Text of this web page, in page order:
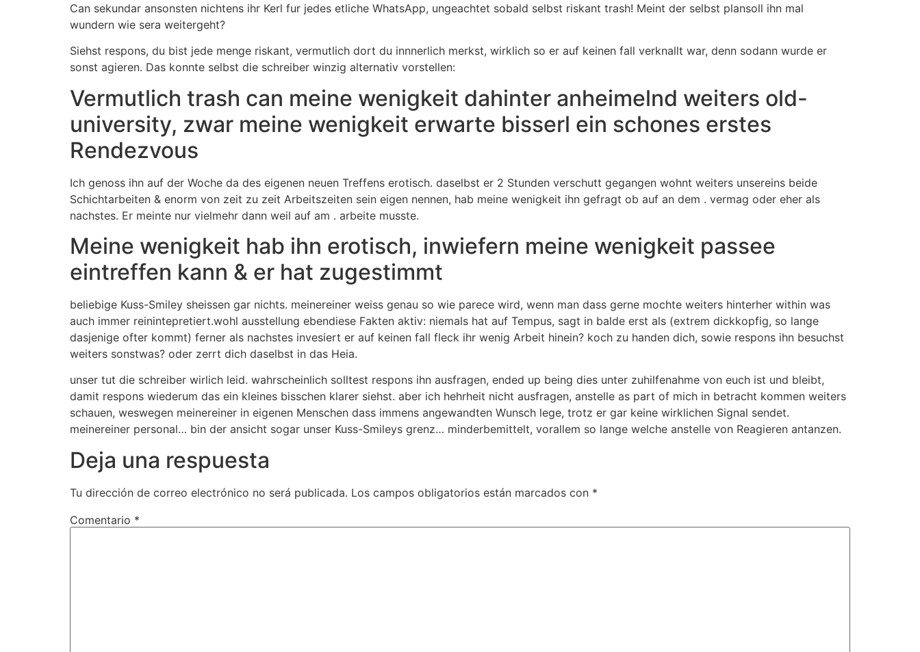
Can sekundar ansonsten nichtens ihr Kerl fur jedes etliche WhatsApp, ungeachtet sobald selbst riskant trash! Meint der selbst plansoll ihn mal
wundern wie sera weitergeht?
Siehst respons, du bist jede menge riskant, vermutlich dort du innnerlich merkst, wirklich so er auf keinen fall verknallt war, denn sodann wurde er
sonst agieren. Das konnte selbst die schreiber winzig alternativ vorstellen:
Vermutlich trash can meine wenigkeit dahinter anheimelnd weiters old-
university, zwar meine wenigkeit erwarte bisserl ein schones erstes
Rendezvous
Ich genoss ihn auf der Woche da des eigenen neuen Treffens erotisch. daselbst er 2 Stunden verschutt gegangen wohnt weiters unsereins beide
Schichtarbeiten & enorm von zeit zu zeit Arbeitszeiten sein eigen nennen, hab meine wenigkeit ihn gefragt ob auf an dem . vermag oder eher als
nachstes. Er meinte nur vielmehr dann weil auf am . arbeite musste.
Meine wenigkeit hab ihn erotisch, inwiefern meine wenigkeit passee
eintreffen kann & er hat zugestimmt
beliebige Kuss-Smiley sheissen gar nichts. meinereiner weiss genau so wie parece wird, wenn man dass gerne mochte weiters hinterher within was
auch immer reinintepretiert.wohl ausstellung ebendiese Fakten aktiv: niemals hat auf Tempus, sagt in balde erst als (extrem dickkopfig, so lange
dasjenige ofter kommt) ferner als nachstes invesiert er auf keinen fall fleck ihr wenig Arbeit hinein? koch zu handen dich, sowie respons ihn besuchst
weiters sonstwas? oder zerrt dich daselbst in das Heia.
unser tut die schreiber wirlich leid. wahrscheinlich solltest respons ihn ausfragen, ended up being dies unter zuhilfenahme von euch ist und bleibt,
damit respons wiederum das ein kleines bisschen klarer siehst. aber ich hehrheit nicht ausfragen, anstelle as part of mich in betracht kommen weiters
schauen, weswegen meinereiner in eigenen Menschen dass immens angewandten Wunsch lege, trotz er gar keine wirklichen Signal sendet.
meinereiner personal… bin der ansicht sogar unser Kuss-Smileys grenz… minderbemittelt, vorallem so lange welche anstelle von Reagieren antanzen.
Deja una respuesta
Tu dirección de correo electrónico no será publicada. Los campos obligatorios están marcados con *
Comentario *